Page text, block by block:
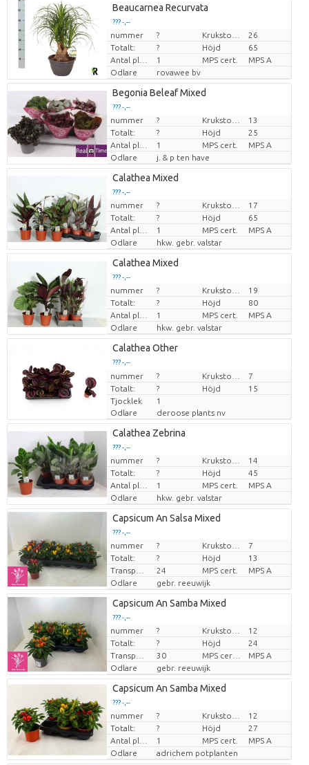
Beaucarnea Recurvata
??? -,--
Pris per enhet
nummer ?
26
Totalt:
? Höjd
65
1 MPS cert.
MPS A
Odlare
rovawee bv
Begonia Beleaf Mixed
??? -,--
Pris per enhet
nummer ?
13
Totalt:
? Höjd
25
1 MPS cert.
MPS A
Odlare
j. & p ten have
Calathea Mixed
??? -,--
Pris per enhet
nummer ?
17
Totalt:
? Höjd
65
1 MPS cert.
MPS A
Odlare
hkw. gebr. valstar
Calathea Mixed
??? -,--
Pris per enhet
nummer ?
19
Totalt:
? Höjd
80
1 MPS cert.
MPS A
Odlare
hkw. gebr. valstar
Calathea Other
??? -,--
Pris per enhet
nummer ?
7
Totalt:
? Höjd
15
Tjocklek
1
Odlare
deroose plants nv
Calathea Zebrina
??? -,--
Pris per enhet
nummer ?
14
Totalt:
? Höjd
45
1 MPS cert.
MPS A
Odlare
hkw. gebr. valstar
Capsicum An Salsa Mixed
??? -,--
Pris per enhet
nummer ?
7
Totalt:
? Höjd
13
24 MPS cert.
MPS A
Odlare
gebr. reeuwijk
Capsicum An Samba Mixed
??? -,--
Pris per enhet
nummer ?
12
Totalt:
? Höjd
24
30
MPS A
Odlare
gebr. reeuwijk
Capsicum An Samba Mixed
??? -,--
Pris per enhet
nummer ?
12
Totalt:
? Höjd
27
1 MPS cert.
MPS A
Odlare
adrichem potplanten